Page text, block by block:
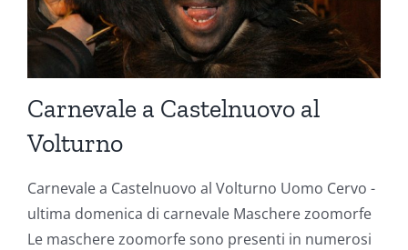
Carnevale a Castelnuovo al
Volturno
Carnevale a Castelnuovo al Volturno Uomo Cervo -
ultima domenica di carnevale Maschere zoomorfe
Le maschere zoomorfe sono presenti in numerosi